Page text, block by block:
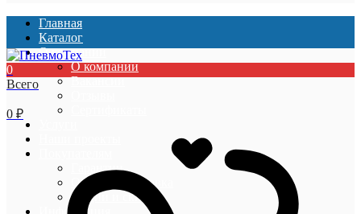
Главная
Каталог
О компании
О компании
Вакансии
Гарантии
Оплата и доставка
Акции и скидки
0
Всего
0 ₽